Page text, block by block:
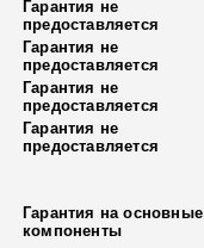
Гарантия не
предоставляется
Гарантия не
предоставляется
Гарантия не
предоставляется
Гарантия не
предоставляется
Гарантия на основные
компоненты